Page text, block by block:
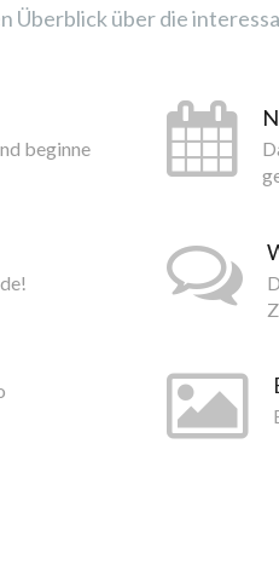
Überblick über die
beginne